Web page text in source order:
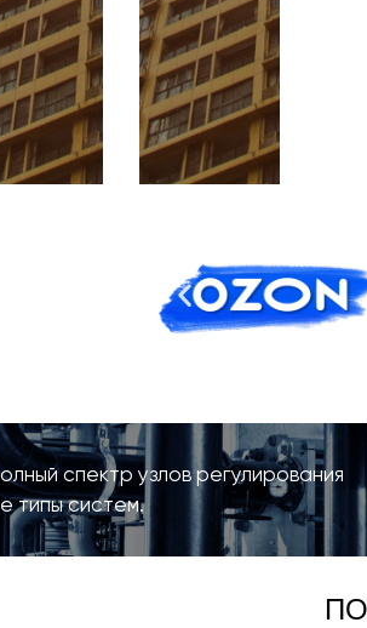
спектр узлов регулирования
типы систем.